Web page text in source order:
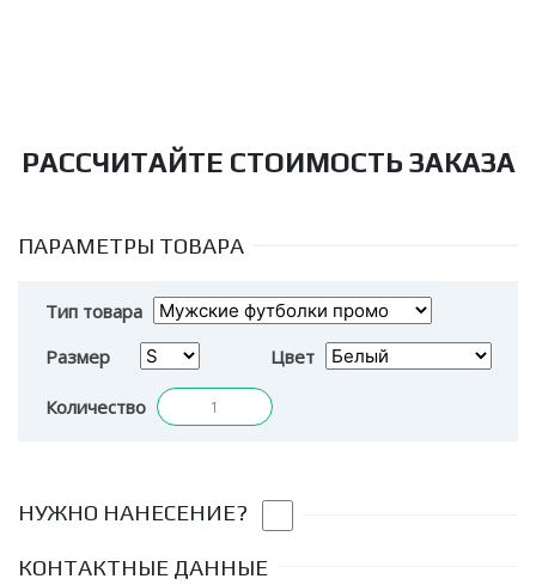
РАССЧИТАЙТЕ СТОИМОСТЬ ЗАКАЗА
ПАРАМЕТРЫ ТОВАРА
Тип товара
Размер
Цвет
Количество
НУЖНО НАНЕСЕНИЕ?
КОНТАКТНЫЕ ДАННЫЕ